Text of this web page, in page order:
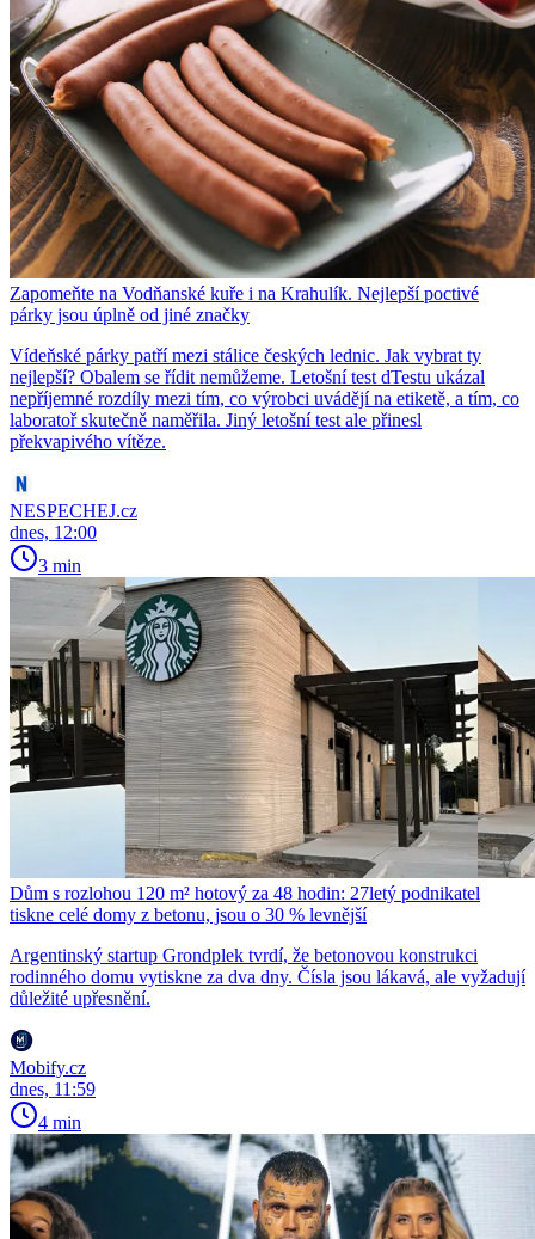
Zapomeňte na Vodňanské kuře i na Krahulík. Nejlepší poctivé
párky jsou úplně od jiné značky
Vídeňské párky patří mezi stálice českých lednic. Jak vybrat ty
nejlepší? Obalem se řídit nemůžeme. Letošní test dTestu ukázal
nepříjemné rozdíly mezi tím, co výrobci uvádějí na etiketě, a tím, co
laboratoř skutečně naměřila. Jiný letošní test ale přinesl
překvapivého vítěze.
NESPECHEJ.cz
dnes, 12:00
3 min
Dům s rozlohou 120 m² hotový za 48 hodin: 27letý podnikatel
tiskne celé domy z betonu, jsou o 30 % levnější
Argentinský startup Grondplek tvrdí, že betonovou konstrukci
rodinného domu vytiskne za dva dny. Čísla jsou lákavá, ale vyžadují
důležité upřesnění.
Mobify.cz
dnes, 11:59
4 min